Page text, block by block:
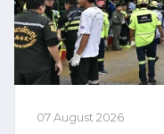
07 August 2026